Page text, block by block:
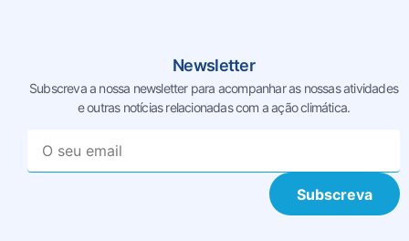
Newsletter
Subscreva a nossa newsletter para acompanhar as nossasatividades
e outras notícias relacionadas com a ação climática.
Subscreva